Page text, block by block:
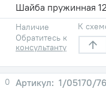
Шайба пружинная 12
Наличие
Обратитесь к
консультанту
К
0
1/05170/76